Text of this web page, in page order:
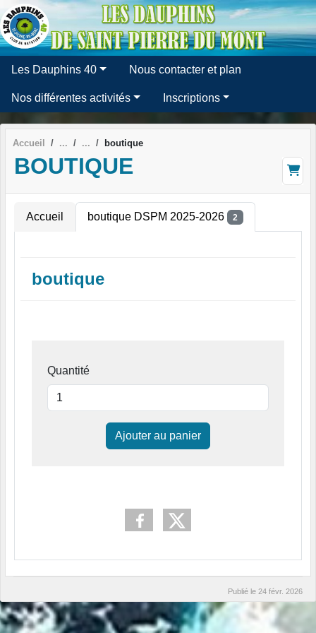
Les Dauphins 40 Nous contacter et plan
Nos différentes activités Inscriptions
Accueil boutique
BOUTIQUE
Accueil boutique DSPM 2025-2026 2
boutique
Quantité
Ajouter au panier
Publié le 24 févr. 2026
Panneau de gestion des cookies